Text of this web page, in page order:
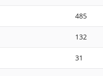
485
132
31